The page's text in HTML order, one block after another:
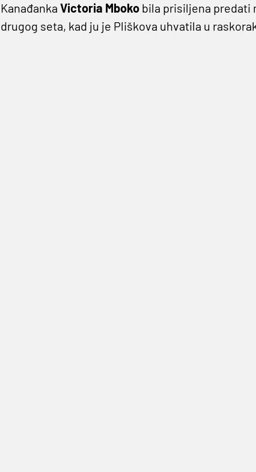
Kanađanka Victoria Mbokobila prisiljena predati
drugog seta, kad ju je Pliškova uhvatila u